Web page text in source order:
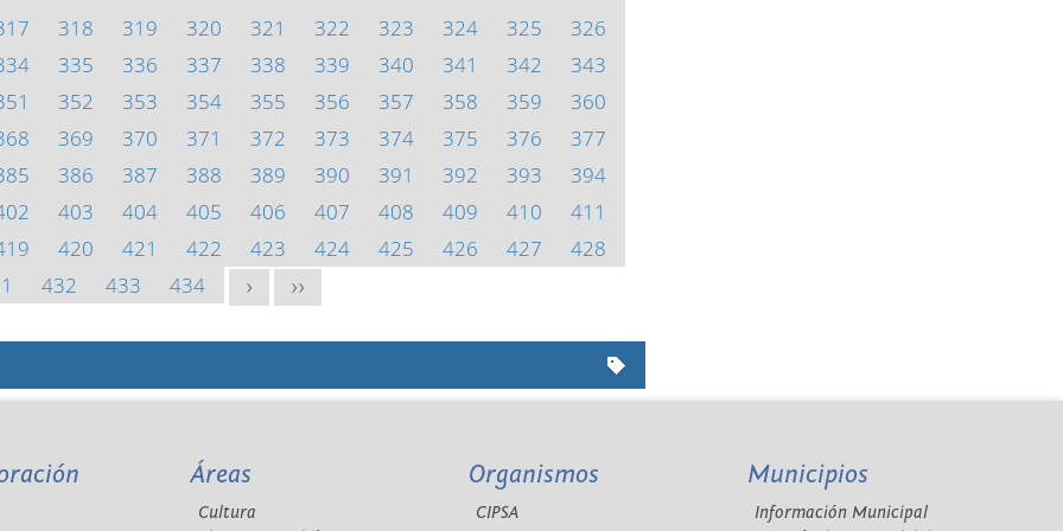
318 319 320 321 322 323 324 325
326
335 336 337 338 339 340 341 342
343
352 353 354 355 356 357 358 359
360
369 370 371 372 373 374 375 376
377
386 387 388 389 390 391 392 393
394
403 404 405 406 407 408 409 410
411
420 421 422 423 424 425 426 427
428
432 433 434 > >>
Áreas
Cultura
Organismos
CIPSA
Municipios
Información Municipal